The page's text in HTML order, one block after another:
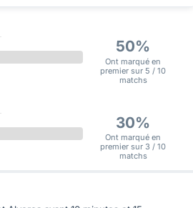
50%
Ont marqué en
premier sur 5 / 10
matchs
30%
Ont marqué en
premier sur 3 / 10
matchs